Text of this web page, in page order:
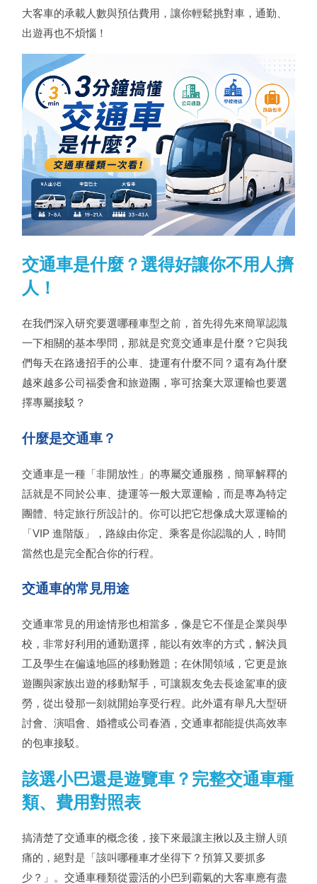
大客車的承載人數與預估費用，讓你輕鬆挑對車，通勤、
出遊再也不煩惱！
交通車是什麼？選得好讓你不用人擠
人！
在我們深入研究要選哪種車型之前，首先得先來簡單認識
一下相關的基本學問，那就是究竟交通車是什麼？它與我
們每天在路邊招手的公車、捷運有什麼不同？還有為什麼
越來越多公司福委會和旅遊團，寧可捨棄大眾運輸也要選
擇專屬接駁？
什麼是交通車？
交通車是一種「非開放性」的專屬交通服務，簡單解釋的
話就是不同於公車、捷運等一般大眾運輸，而是專為特定
團體、特定旅行所設計的。你可以把它想像成大眾運輸的
「VIP 進階版」，路線由你定、乘客是你認識的人，時間
當然也是完全配合你的行程。
交通車的常見用途
交通車常見的用途情形也相當多，像是它不僅是企業與學
校，非常好利用的通勤選擇，能以有效率的方式，解決員
工及學生在偏遠地區的移動難題；在休閒領域，它更是旅
遊團與家族出遊的移動幫手，可讓親友免去長途駕車的疲
勞，從出發那一刻就開始享受行程。此外還有舉凡大型研
討會、演唱會、婚禮或公司春酒，交通車都能提供高效率
的包車接駁。
該選小巴還是遊覽車？完整交通車種
類、費用對照表
搞清楚了交通車的概念後，接下來最讓主揪以及主辦人頭
痛的，絕對是「該叫哪種車才坐得下？預算又要抓多
少？」。交通車種類從靈活的小巴到霸氣的大客車應有盡